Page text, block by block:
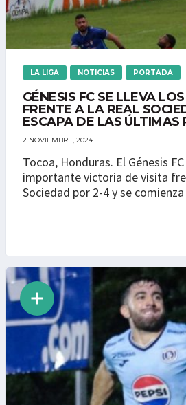
LA LIGA NOTICIAS PORTADA
GÉNESIS FC SE LLEVA
FRENTE A LA REAL
ESCAPA DE LAS ÚLTIMAS
2 NOVIEMBRE, 2024
Tocoa, Honduras. El Génesis
importante victoria de visita
Sociedad por 2-4 y se